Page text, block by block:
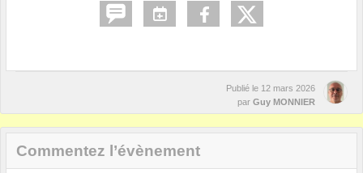
Publié le 12 mars 2026
par Guy MONNIER
Commentez l’évènement